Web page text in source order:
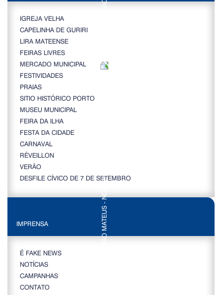
IGREJA VELHA
CAPELINHA DE GURIRI
LIRA MATEENSE
FEIRAS LIVRES
MERCADO MUNICIPAL
FESTIVIDADES
PRAIAS
SITIO HISTÓRICO PORTO
MUSEU MUNICIPAL
FEIRA DA ILHA
FESTA DA CIDADE
CARNAVAL
RÉVEILLON
VERÃO
DESFILE CÍVICO DE 7 DE SETEMBRO
IMPRENSA
É FAKE NEWS
NOTÍCIAS
CAMPANHAS
CONTATO